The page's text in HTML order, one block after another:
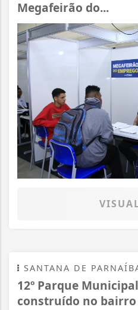
Megafeirão do...
SANTANA DE
12º Parque
construído no